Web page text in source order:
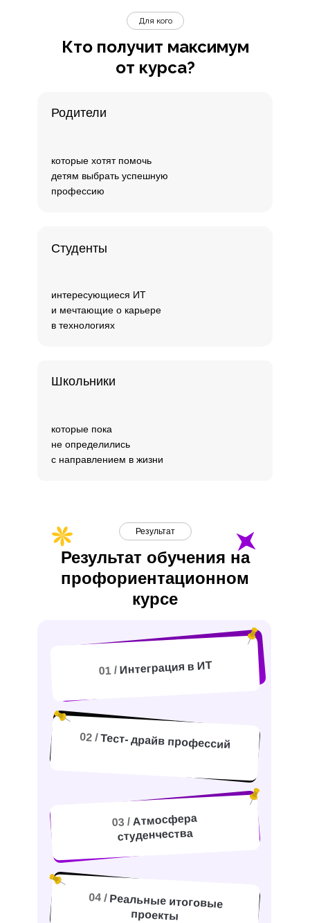
Кто получит максимум
от курса?
Для кого
Родители
которые хотят помочь
детям выбрать успешную
профессию
Студенты
интересующиеся ИТ
и мечтающие о карьере
в технологиях
Школьники
которые пока
не определились
с направлением в жизни
Результат обучения на
профориентационном
курсе
Результат
01 /Интеграция в ИТ
02 /Тест- драйв профессий
03 /Атмосфера
студенчества
04 /Реальные итоговые
проекты